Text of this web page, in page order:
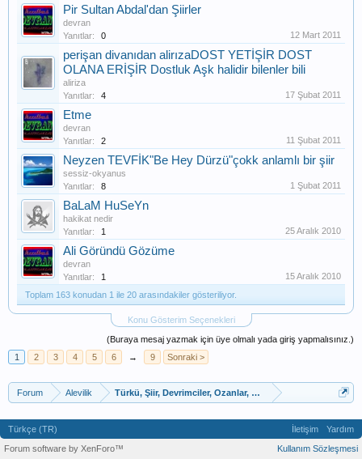
Pir Sultan Abdal'dan Şiirler
devran
Yanıtlar:
0 12 Mart 2011
perişan divanıdan alirızaDOST YETİŞİR DOST
OLANA ERİŞİR Dostluk Aşk halidir bilenler bili
aliriza
Yanıtlar:
4 17 Şubat 2011
Etme
devran
Yanıtlar:
2 11 Şubat 2011
Neyzen TEVFİK"Be Hey Dürzü"çokk anlamlı bir şiir
sessiz-okyanus
Yanıtlar:
8 1 Şubat 2011
BaLaM HuSeYn
hakikat nedir
Yanıtlar:
1 25 Aralık 2010
Ali Göründü Gözüme
devran
Yanıtlar:
1
15 Aralık 2010
Toplam 163 konudan 1 ile 20 arasındakiler gösteriliyor.
Konu Gösterim Seçenekleri
(Buraya mesaj yazmak için üye olmalı yada giriş yapmalısınız.)
1
2 3 4 5 6 → 9 Sonraki >
Forum Alevilik Türkü, Şiir, Devrimciler, Ozanlar, Bektaşi Fıkra
Türkçe (TR) İletişim
Yardım
Kullanım Sözleşmesi
Forum software by XenForo™